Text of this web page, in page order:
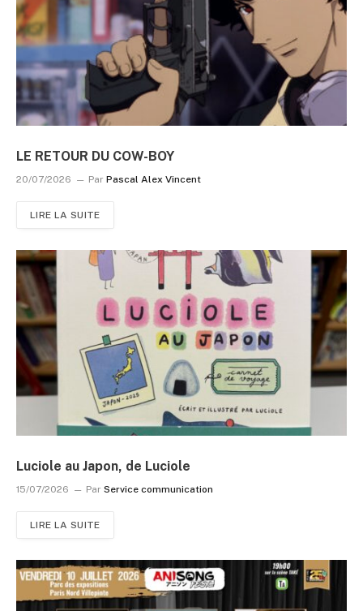
LE RETOUR DU COW-BOY
20/07/2026 Par Pascal Alex Vincent
LIRE LA SUITE
Luciole au Japon, de Luciole
15/07/2026 Par Service communication
LIRE LA SUITE